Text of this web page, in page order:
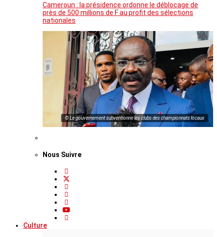
Cameroun : la présidence ordonne le déblocage de
près de 500 millions de F au profit des sélections
nationales
© Le gouvernement subventionne les clubs des championnats locaux
Nous Suivre
Culture